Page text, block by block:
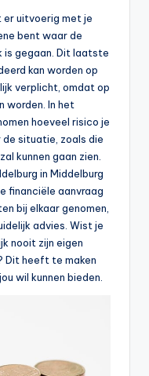
uitvoerig met je
bent waar de
is gegaan. Dit laatste
kan worden op
verplicht, omdat op
worden. In het
hoeveel risico je
de situatie, zoals die
kunnen gaan zien.
in Middelburg
financiële aanvraag
bij elkaar genomen,
advies. Wist je
nooit zijn eigen
Dit heeft te maken
wil kunnen bieden.